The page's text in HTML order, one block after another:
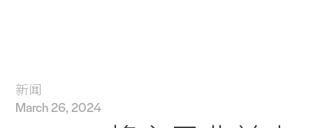
新闻
March 26, 2024